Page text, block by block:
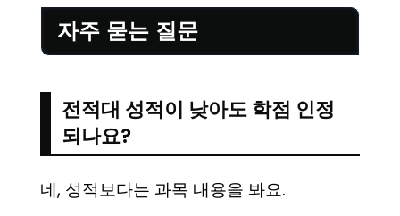
자주 묻는 질문
전적대 성적이 낮아도 학점 인정
되나요?
네, 성적보다는 과목 내용을 봐요.